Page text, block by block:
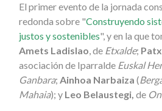
El primer evento de la jornada
redonda sobre "Construyendo
justos y sostenibles", y en la que
Amets Ladislao, de Etxalde;
asociación de Iparralde Euskal
Ganbara; Ainhoa Narbaiza (
Mahaia); y Leo Belaustegi, de